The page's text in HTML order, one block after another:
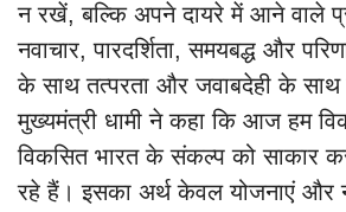
न रखें, बल्कि अपने दायरे में आने वाले
नवाचार, पारदर्शिता, समयबद्ध और
के साथ तत्परता और जवाबदेही के साथ
मुख्यमंत्री धामी ने कहा कि आज हम
विकसित भारत के संकल्प को साकार
रहे हैं। इसका अर्थ केवल योजनाएं और